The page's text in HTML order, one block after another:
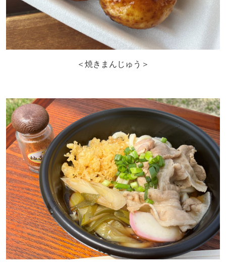
＜焼きまんじゅう＞